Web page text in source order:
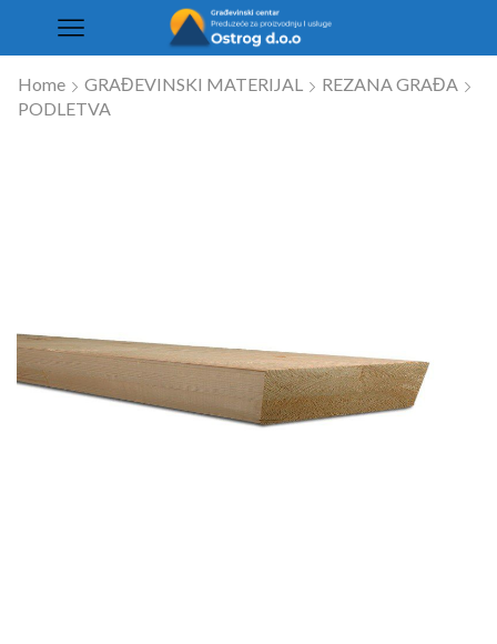
Home GRAĐEVINSKI MATERIJAL
REZANA GRAĐA
PODLETVA